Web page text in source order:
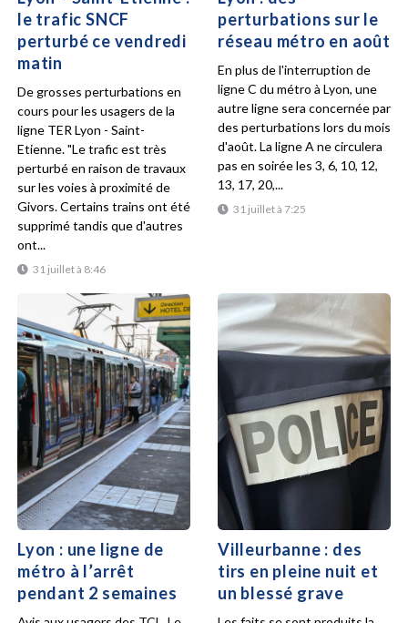
le trafic SNCF
perturbé ce vendredi
matin
31 juillet à 8:46
De grosses perturbations en
cours pour les usagers de la
ligne TER Lyon - Saint-
Etienne. "Le trafic est très
perturbé en raison de travaux
sur les voies à proximité de
Givors. Certains trains ont été
supprimé tandis que d'autres
ont...
perturbations sur le
réseau métro en août
31 juillet à 7:25
En plus de l'interruption de
ligne C du métro à Lyon, une
autre ligne sera concernée par
des perturbations lors du mois
d'août. La ligne A ne circulera
pas en soirée les 3, 6, 10, 12,
13, 17, 20,...
Lyon : une ligne de
métro à l’arrêt
pendant 2 semaines
Villeurbanne : des
tirs en pleine nuit et
un blessé grave